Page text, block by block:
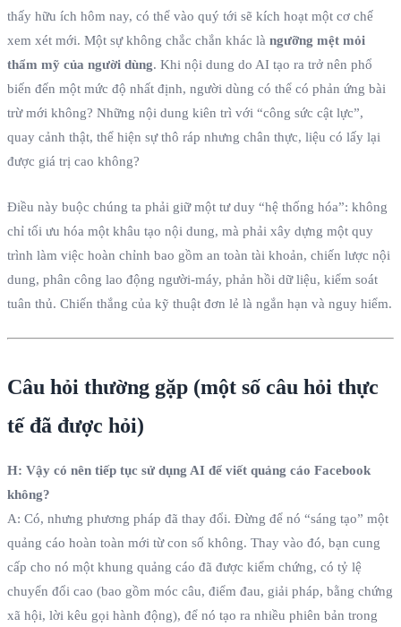
thấy hữu ích hôm nay, có thể vào quý tới sẽ kích hoạt một cơ chế
xem xét mới. Một sự không chắc chắn khác là ngưỡng mệt mỏi
thẩm mỹ của người dùng. Khi nội dung do AI tạo ra trở nên phổ
biến đến một mức độ nhất định, người dùng có thể có phản ứng bài
trừ mới không? Những nội dung kiên trì với “công sức cật lực”,
quay cảnh thật, thể hiện sự thô ráp nhưng chân thực, liệu có lấy lại
được giá trị cao không?
Điều này buộc chúng ta phải giữ một tư duy “hệ thống hóa”: không
chỉ tối ưu hóa một khâu tạo nội dung, mà phải xây dựng một quy
trình làm việc hoàn chỉnh bao gồm an toàn tài khoản, chiến lược nội
dung, phân công lao động người-máy, phản hồi dữ liệu, kiểm soát
tuân thủ. Chiến thắng của kỹ thuật đơn lẻ là ngắn hạn và nguy hiểm.
Câu hỏi thường gặp (một số câu hỏi thực
tế đã được hỏi)
H: Vậy có nên tiếp tục sử dụng AI để viết quảng cáo Facebook
không?
A: Có, nhưng phương pháp đã thay đổi. Đừng để nó “sáng tạo” một
quảng cáo hoàn toàn mới từ con số không. Thay vào đó, bạn cung
cấp cho nó một khung quảng cáo đã được kiểm chứng, có tỷ lệ
chuyển đổi cao (bao gồm móc câu, điểm đau, giải pháp, bằng chứng
xã hội, lời kêu gọi hành động), để nó tạo ra nhiều phiên bản trong